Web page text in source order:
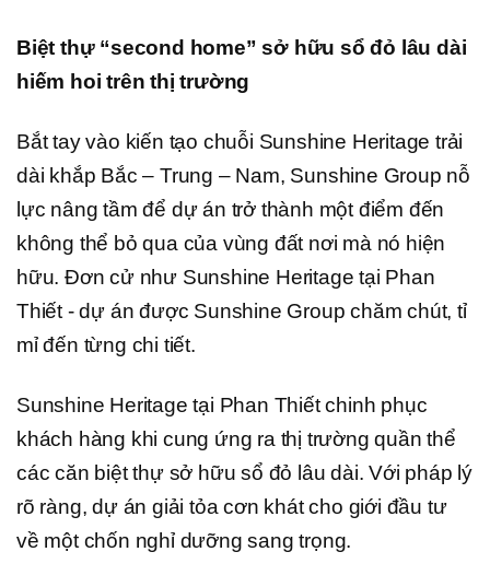
Biệt thự “second home” sở hữu sổ đỏ lâu dài
hiếm hoi trên thị trường
Bắt tay vào kiến tạo chuỗi Sunshine Heritage trải
dài khắp Bắc – Trung – Nam, Sunshine Group nỗ
lực nâng tầm để dự án trở thành một điểm đến
không thể bỏ qua của vùng đất nơi mà nó hiện
hữu. Đơn cử như Sunshine Heritage tại Phan
Thiết - dự án được Sunshine Group chăm chút, tỉ
mỉ đến từng chi tiết.
Sunshine Heritage tại Phan Thiết chinh phục
khách hàng khi cung ứng ra thị trường quần thể
các căn biệt thự sở hữu sổ đỏ lâu dài. Với pháp lý
rõ ràng, dự án giải tỏa cơn khát cho giới đầu tư
về một chốn nghỉ dưỡng sang trọng.